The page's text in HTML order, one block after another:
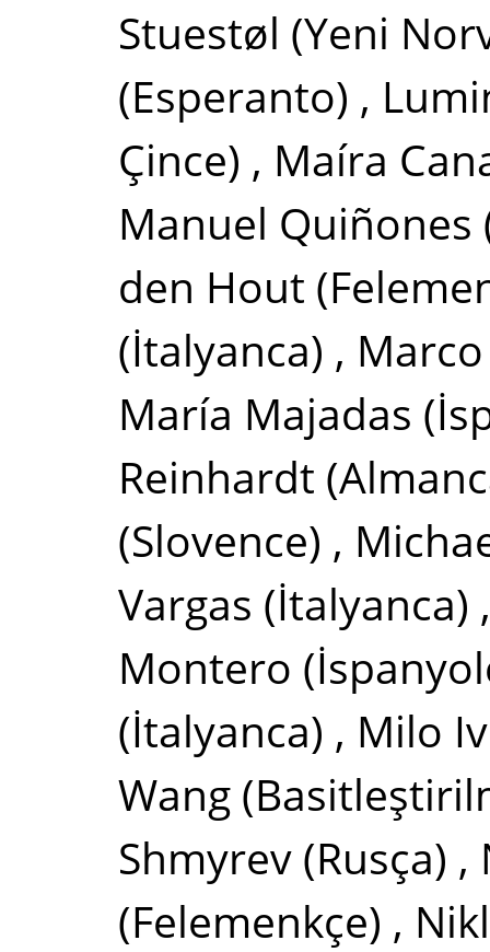
Stuestøl (Yeni
(Esperanto) ,
Çince) , Maíra
Manuel Quiñones
den Hout
(İtalyanca) ,
María Majadas
Reinhardt
(Slovence) ,
Vargas (İtalyanca)
Montero
(İtalyanca) , Milo
Wang
Shmyrev (Rusça) ,
(Felemenkçe) ,